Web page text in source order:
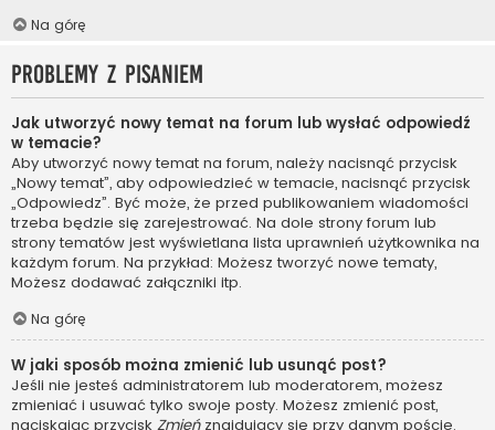
Na górę
Problemy z pisaniem
Jak utworzyć nowy temat na forum lub wysłać odpowiedź
w temacie?
Aby utworzyć nowy temat na forum, należy nacisnąć przycisk
„Nowy temat”, aby odpowiedzieć w temacie, nacisnąć przycisk
„Odpowiedz”. Być może, że przed publikowaniem wiadomości
trzeba będzie się zarejestrować. Na dole strony forum lub
strony tematów jest wyświetlana lista uprawnień użytkownika na
każdym forum. Na przykład: Możesz tworzyć nowe tematy,
Możesz dodawać załączniki itp.
Na górę
W jaki sposób można zmienić lub usunąć post?
Jeśli nie jesteś administratorem lub moderatorem, możesz
zmieniać i usuwać tylko swoje posty. Możesz zmienić post,
naciskając przycisk Zmieńznajdujący się przy danym poście.